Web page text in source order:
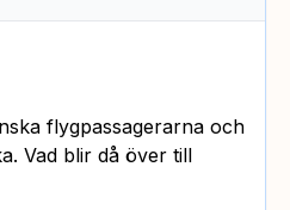
flygpassagerarna och
Vad blir då över till